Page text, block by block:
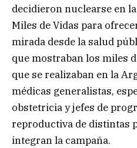
decidieron nuclearse en
Miles de Vidas para
mirada desde la salud
que mostraban los miles
que se realizaban en la
médicas generalistas,
obstetricia y jefes de
reproductiva de distintas
integran la campaña.